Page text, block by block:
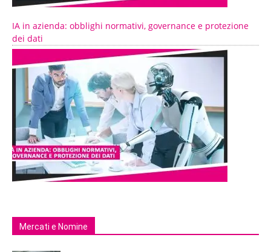
IA in azienda: obblighi normativi, governance e protezione
dei dati
Mercati e Nomine